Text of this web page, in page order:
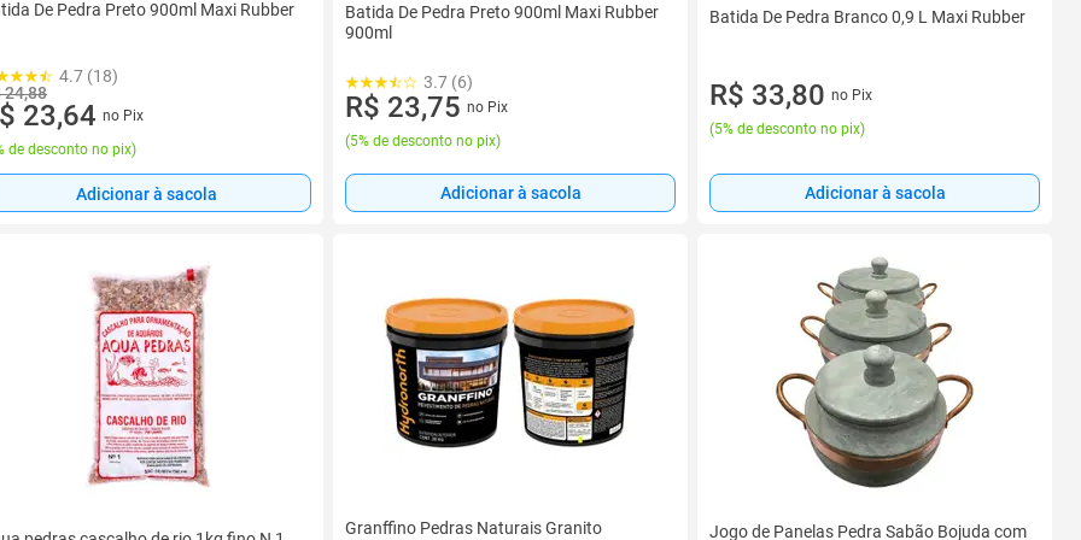
De Pedra Preto 900ml Maxi Rubber
4.7 (18)
24,88
23,64 no Pix
de desconto no pix)
Adicionar à sacola
Batida De Pedra Preto 900ml Maxi Rubber
900ml
3.7 (6)
R$ 23,75 no Pix
(5% de desconto no pix)
Adicionar à sacola
Batida De Pedra Branco 0,9 L Maxi Rubber
R$ 33,80 no Pix
(5% de desconto no pix)
Adicionar à sacola
Granffino Pedras Naturais Granito
Jogo de Panelas Pedra Sabão Bojuda com